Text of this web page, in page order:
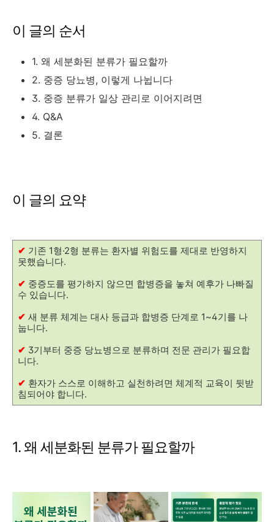
이 글의 순서
1. 왜 세분화된 분류가 필요할까
2. 중증 당뇨병, 이렇게 나뉩니다
3. 중증 분류가 일상 관리로 이어지려면
4. Q&A
5. 결론
이 글의 요약
✔ 기존 1형·2형 분류는 환자별 위험도를 제대로 반영하지
못했습니다.
✔ 중증도를 평가하지 않으면 합병증을 놓쳐 예후가 나빠질
수 있습니다.
✔ 새 분류 체계는 대사 등급과 합병증 단계로 1~4기를 나
눕니다.
✔ 3기부터 중증 당뇨병으로 분류하며 전문 관리가 필요합
니다.
✔ 환자가 스스로 이해하고 실천하려면 체계적 교육이 뒷받
침되어야 합니다.
1. 왜 세분화된 분류가 필요할까